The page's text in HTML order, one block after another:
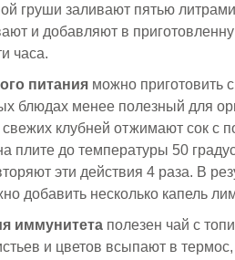
груши заливают пятью
и добавляют в
часа.
питания можно приготовить
блюдах менее полезный для
свежих клубней отжимают сок
плите до температуры 50
эти действия 4 раза. В
добавить несколько капель
иммунитета полезен чай с
и цветов всыпают в